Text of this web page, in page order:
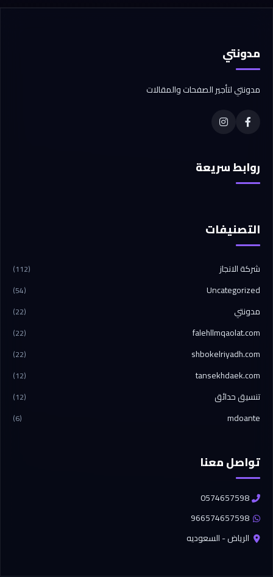
مدونتي
مدونتي لتأجير الصفحات والمقالات
روابط سريعة
التصنيفات
شركة الانجاز (112)
Uncategorized
(54)
مدونتي (22)
falehllmqaolat.com
(22)
shbokelriyadh.com
(22)
tansekhdaek.com
(12)
تنسيق حدائق (12)
mdoante
(6)
تواصل معنا
0574657598
966574657598
الرياض - السعوديه